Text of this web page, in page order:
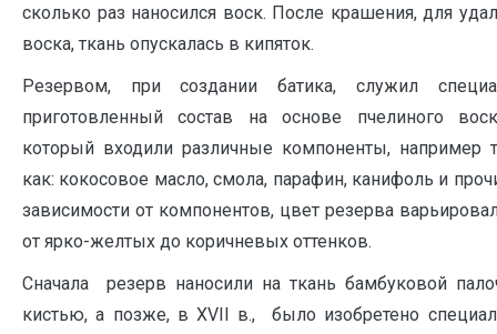
сколько раз наносился воск. После крашения, для
воска, ткань опускалась в кипяток.
Резервом, при создании батика, служил
приготовленный состав на основе пчелиного
который входили различные компоненты, например
как: кокосовое масло, смола, парафин, канифоль и
зависимости от компонентов, цвет резерва
от ярко-желтых до коричневых оттенков.
Сначала резерв наносили на ткань бамбуковой
кистью, а позже, в XVII в., было изобретено